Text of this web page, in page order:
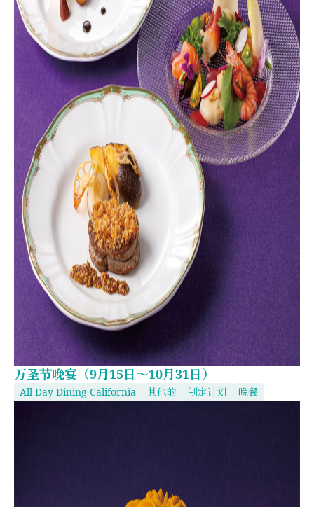
万圣节晚宴（9月15日～10月31日）
All Day Dining California 其他的 制定计划 晚餐